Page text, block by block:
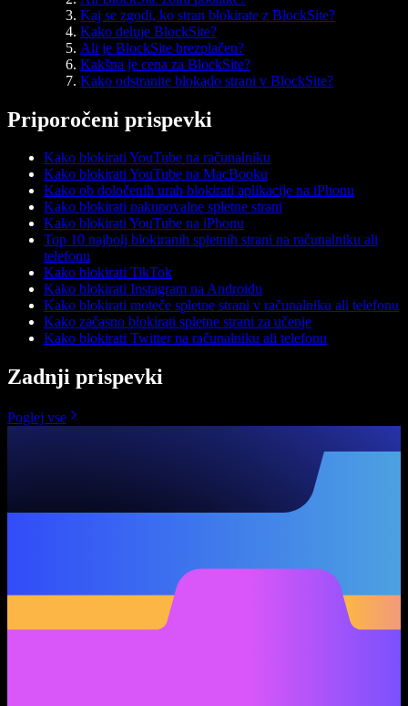
Kaj se zgodi, ko stran blokirate z BlockSite?
Kako deluje BlockSite?
Ali je BlockSite brezplačen?
Kakšna je cena za BlockSite?
Kako odstranite blokado strani v BlockSite?
Priporočeni prispevki
Kako blokirati YouTube na računalniku
Kako blokirati YouTube na MacBooku
Kako ob določenih urah blokirati aplikacije na iPhonu
Kako blokirati nakupovalne spletne strani
Kako blokirati YouTube na iPhonu
Top 10 najbolj blokiranih spletnih strani na računalniku ali
telefonu
Kako blokirati TikTok
Kako blokirati Instagram na Androidu
Kako blokirati moteče spletne strani v računalniku ali telefonu
Kako začasno blokirati spletne strani za učenje
Kako blokirati Twitter na računalniku ali telefonu
Zadnji prispevki
Poglej vse